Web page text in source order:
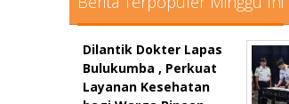
Dilantik Dokter Lapas
Bulukumba , Perkuat
Layanan Kesehatan